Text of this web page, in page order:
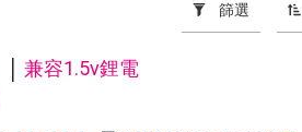
篩選
│兼容1.5v鋰電